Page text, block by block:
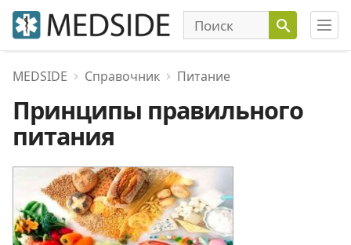
MEDSIDE Справочник Питание
Принципы правильного
питания